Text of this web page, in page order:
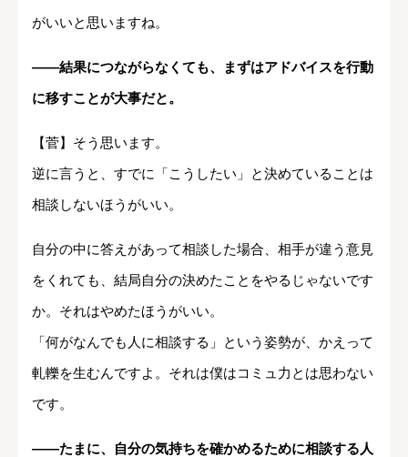
がいいと思いますね。
――結果につながらなくても、まずはアドバイスを行動
に移すことが大事だと。
【菅】そう思います。
逆に言うと、すでに「こうしたい」と決めていることは
相談しないほうがいい。
自分の中に答えがあって相談した場合、相手が違う意見
をくれても、結局自分の決めたことをやるじゃないです
か。それはやめたほうがいい。
「何がなんでも人に相談する」という姿勢が、かえって
軋轢を生むんですよ。それは僕はコミュ力とは思わない
です。
――たまに、自分の気持ちを確かめるために相談する人